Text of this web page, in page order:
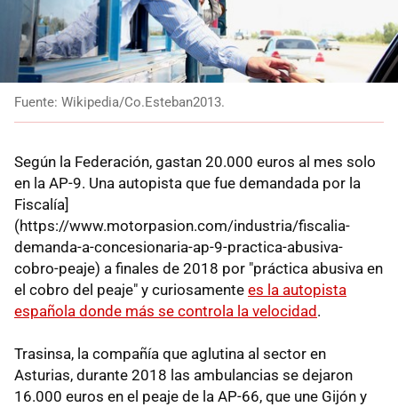
Fuente: Wikipedia/Co.Esteban2013.
Según la Federación, gastan 20.000 euros al mes solo
en la AP-9. Una autopista que fue demandada por la
Fiscalía]
(https://www.motorpasion.com/industria/fiscalia-
demanda-a-concesionaria-ap-9-practica-abusiva-
cobro-peaje) a finales de 2018 por "práctica abusiva en
el cobro del peaje" y curiosamente es la autopista
española donde más se controla la velocidad .
Trasinsa, la compañía que aglutina al sector en
Asturias, durante 2018 las ambulancias se dejaron
16.000 euros en el peaje de la AP-66, que une Gijón y